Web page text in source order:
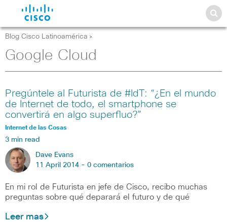
Blog Cisco Latinoamérica >
Google Cloud
Pregúntele al Futurista de #IdT: “¿En el mundo
de Internet de todo, el smartphone se
convertirá en algo superfluo?”
Internet de las Cosas
3 min read
Dave Evans
11 April 2014 - 0 comentarios
En mi rol de Futurista en jefe de Cisco, recibo muchas
preguntas sobre qué deparará el futuro y de qué
Leer mas